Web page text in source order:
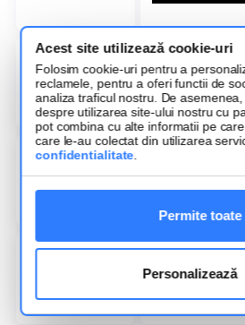
Acest site utilizează cookie-uri
Folosim cookie-uri pentru a
reclamele, pentru a oferi functii de
analiza traficul nostru. De
despre utilizarea site-ului nostru cu
pot combina cu alte informatii pe
care le-au colectat din utilizarea
confidentialitate
Permite toate
Personalizează